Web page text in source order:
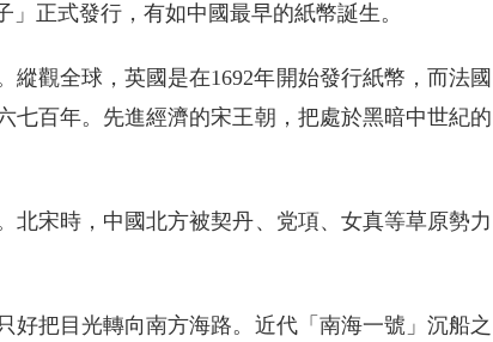
正式發行，有如中國最早的紙幣誕生。
縱觀全球，英國是在1692年開始發行紙幣，而法國
七百年。先進經濟的宋王朝，把處於黑暗中世紀的
宋時，中國北方被契丹、党項、女真等草原勢力
把目光轉向南方海路。近代「南海一號」沉船之